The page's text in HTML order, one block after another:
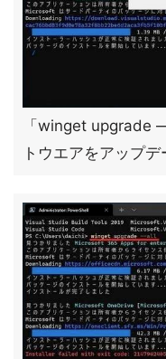
「winget upgrade
トウエアをアップデ